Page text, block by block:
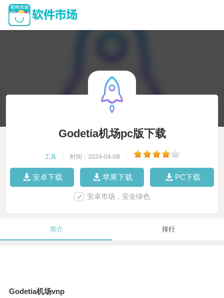
Godetia机场pc版下载
工具 时间：2024-04-08
安卓下载 苹果下载 PC下载
安卓市场，安全绿色
简介 排行
Godetia机场vnp